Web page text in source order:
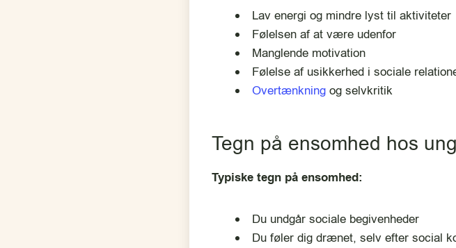
Lav energi og mindre lyst til aktiviteter
Følelsen af at være udenfor
Manglende motivation
Følelse af usikkerhed i sociale
Overtænkning og selvkritik
Tegn på ensomhed hos
Typiske tegn på ensomhed:
Du undgår sociale begivenheder
Du føler dig drænet, selv efter social